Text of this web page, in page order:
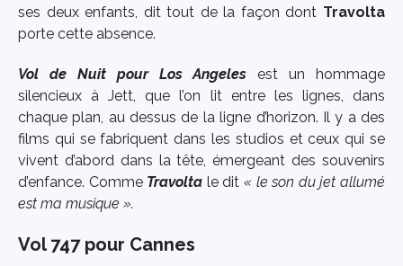
ses deux enfants, dit tout de la façon dont Travolta
porte cette absence.
Vol de Nuit pour Los Angeles est un hommage
silencieux à Jett, que l’on lit entre les lignes, dans
chaque plan, au dessus de la ligne d’horizon. Il y a des
films qui se fabriquent dans les studios et ceux qui se
vivent d’abord dans la tête, émergeant des souvenirs
d’enfance. Comme Travolta le dit« le son du jet allumé
est ma musique ».
Vol 747 pour Cannes